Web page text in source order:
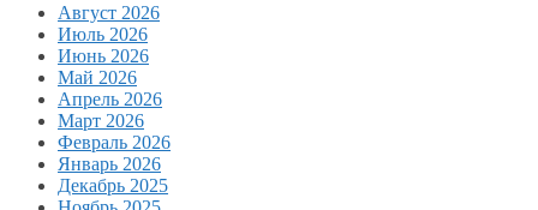
Август 2026
Июль 2026
Июнь 2026
Май 2026
Апрель 2026
Март 2026
Февраль 2026
Январь 2026
Декабрь 2025